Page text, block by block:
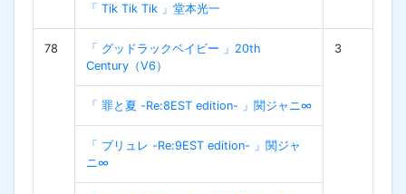
「 Tik Tik Tik 」堂本光一
78
「 グッドラックベイビー 」20th
Century（V6）
3
「 罪と夏 -Re:8EST edition- 」関ジャニ∞
「 ブリュレ -Re:9EST edition- 」関ジャ
ニ∞